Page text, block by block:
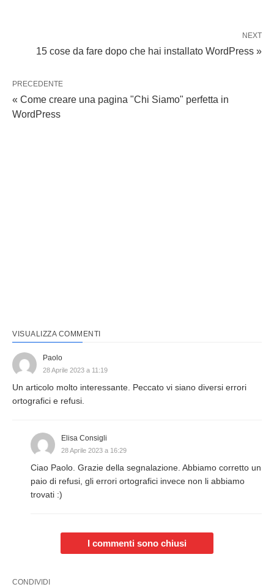
NEXT
15 cose da fare dopo che hai installato WordPress »
PRECEDENTE
« Come creare una pagina "Chi Siamo" perfetta in
WordPress
VISUALIZZA COMMENTI
Paolo
28 Aprile 2023 a 11:19
Un articolo molto interessante. Peccato vi siano diversi errori
ortografici e refusi.
Elisa Consigli
28 Aprile 2023 a 16:29
Ciao Paolo. Grazie della segnalazione. Abbiamo corretto un
paio di refusi, gli errori ortografici invece non li abbiamo
trovati :)
I commenti sono chiusi
CONDIVIDI